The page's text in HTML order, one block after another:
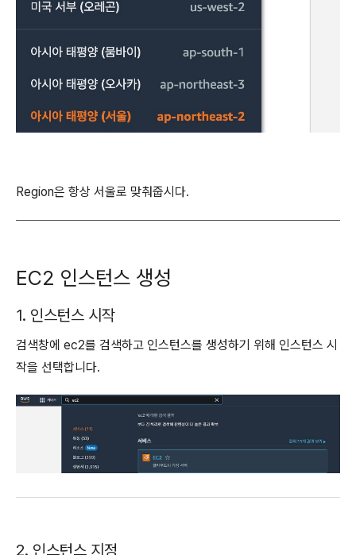
Region은 항상 서울로 맞춰줍시다.
EC2 인스턴스 생성
1. 인스턴스 시작
검색창에 ec2를 검색하고 인스턴스를 생성하기 위해 인스턴스 시
작을 선택합니다.
2. 인스턴스 지정